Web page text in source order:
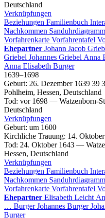
Deutschland
Verknüpfungen
Beziehungen Familienbuch
Nachkommen Sanduhrdiagramm
Vorfahrenkarte Vorfahrentafel
Ehepartner Johann Jacob
Griebel Johannes Griebel Anna
Anna Elisabeth Burger
1639–1698
Geburt: 26. Dezember 1639 39
Pohlheim, Hessen, Deutschland
Tod: vor 1698 — Watzenborn-
Deutschland
Verknüpfungen
Geburt: um 1600
Kirchliche Trauung: 14.
Tod: 24. Oktober 1643 —
Hessen, Deutschland
Verknüpfungen
Beziehungen Familienbuch
Nachkommen Sanduhrdiagramm
Vorfahrenkarte Vorfahrentafel
Ehepartner Elisabeth Leicht
… Burger Johannes Burger
Burger